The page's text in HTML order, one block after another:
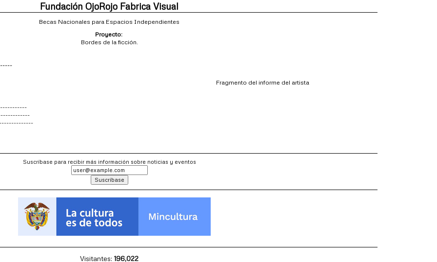
Fundación OjoRojo Fabrica Visual
Becas Nacionales para Espacios Independientes
Proyecto:
Bordes de la ficción.
Fragmento del informe del artista
Suscríbase para recibir más información sobre noticias y eventos
Visitantes: 196,022